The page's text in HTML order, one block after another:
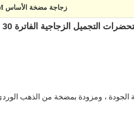
زجاجة مضخة الأساس OEM
الفاترة 30 مللي زجاجات أساس مكياج مع مضخة من الذهب الوردي
، ومزودة بمضخة من الذهب